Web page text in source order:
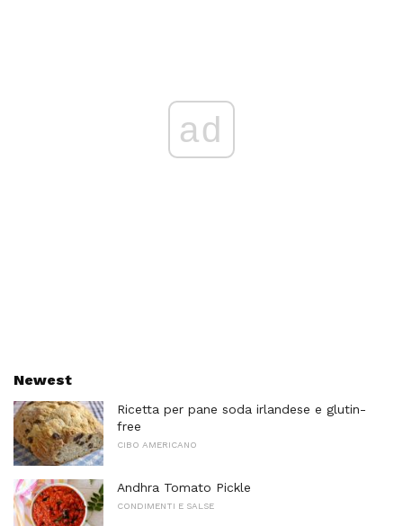
ad
Newest
Ricetta per pane soda irlandese e glutin-
free
CIBO AMERICANO
Andhra Tomato Pickle
CONDIMENTI E SALSE